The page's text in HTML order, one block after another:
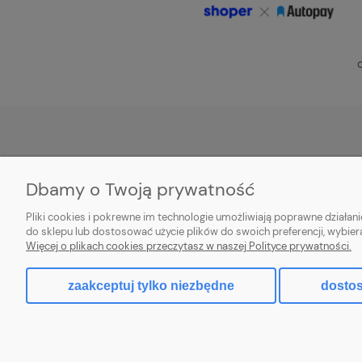
Zwroty i reklamacje
Aplikacja
Regulamin
Ustawienia konta
Przechowalnia
Dbamy o Twoją prywatność
Pliki cookies i pokrewne im technologie umożliwiają poprawne
do sklepu lub dostosować użycie plików do swoich preferencji,
Więcej o plikach cookies przeczytasz w naszej Polityce prywatności.
zaakceptuj tylko niezbędne